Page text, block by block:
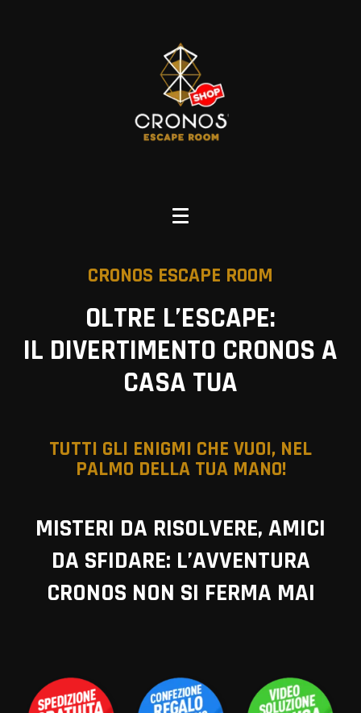
CRONOS ESCAPE ROOM
OLTRE L’ESCAPE:
IL DIVERTIMENTO CRONOS A
CASA TUA
TUTTI GLI ENIGMI CHE VUOI, NEL
PALMO DELLA TUA MANO!
MISTERI DA RISOLVERE, AMICI
DA SFIDARE: L’AVVENTURA
CRONOS NON SI FERMA MAI